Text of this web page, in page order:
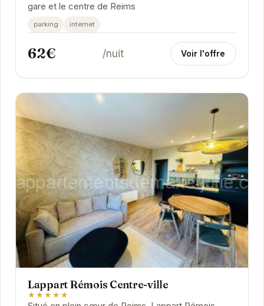
gare et le centre de Reims
parking internet
62€ /nuit Voir l'offre
Lappart Rémois Centre-ville
★★★★★